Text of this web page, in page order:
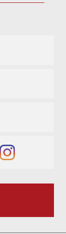
声
ォトギャラリー
ッフブログ
instagram